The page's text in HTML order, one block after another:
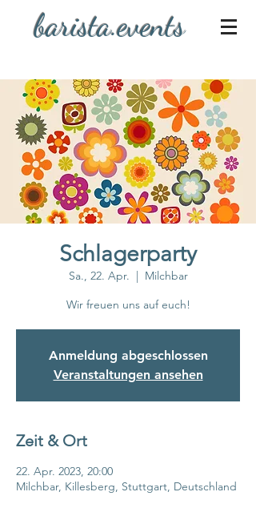
barista.events
Schlagerparty
Sa., 22. Apr.
  |
Milchbar
Wir freuen uns auf euch!
Anmeldung abgeschlossen
Veranstaltungen ansehen
Zeit & Ort
22. Apr. 2023, 20:00
Milchbar, Killesberg, Stuttgart, Deutschland